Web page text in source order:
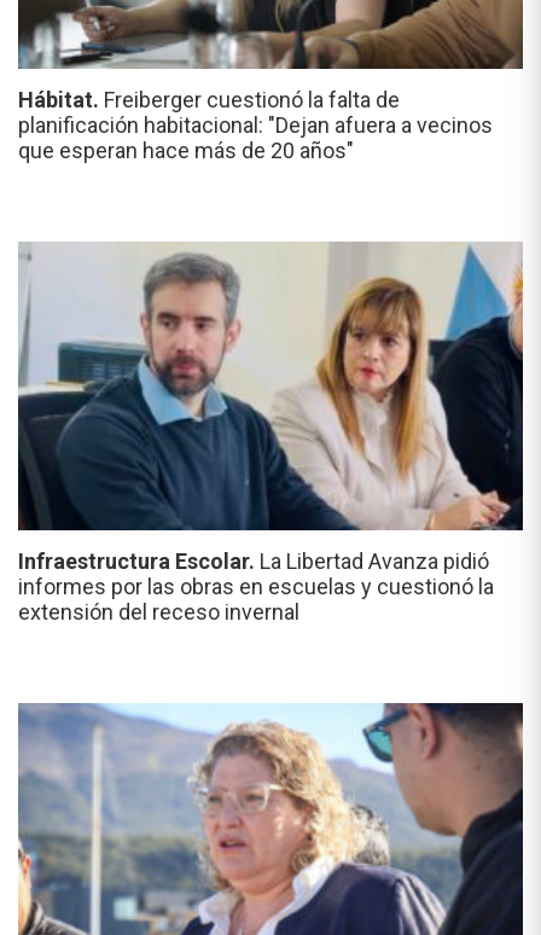
Hábitat. Freiberger cuestionó la falta de
planificación habitacional: "Dejan afuera a vecinos
que esperan hace más de 20 años"
Infraestructura Escolar. La Libertad Avanza pidió
informes por las obras en escuelas y cuestionó la
extensión del receso invernal